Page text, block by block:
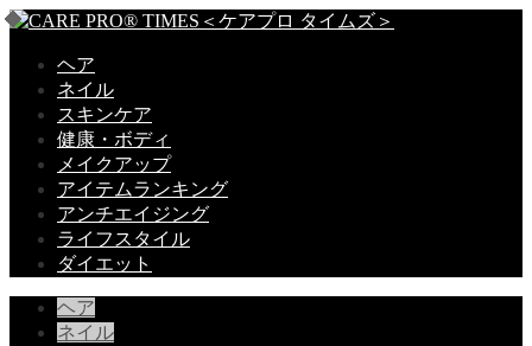
ヘア
ネイル
スキンケア
健康・ボディ
メイクアップ
アイテムランキング
アンチエイジング
ライフスタイル
ダイエット
ヘア
ネイル